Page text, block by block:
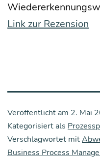
Link zur Rezension
Veröffentlicht am 2. Mai
Kategorisiert als
Verschlagwortet mit
Business Process